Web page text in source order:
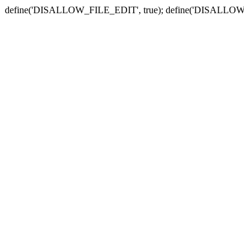
define('DISALLOW_FILE_EDIT', true);